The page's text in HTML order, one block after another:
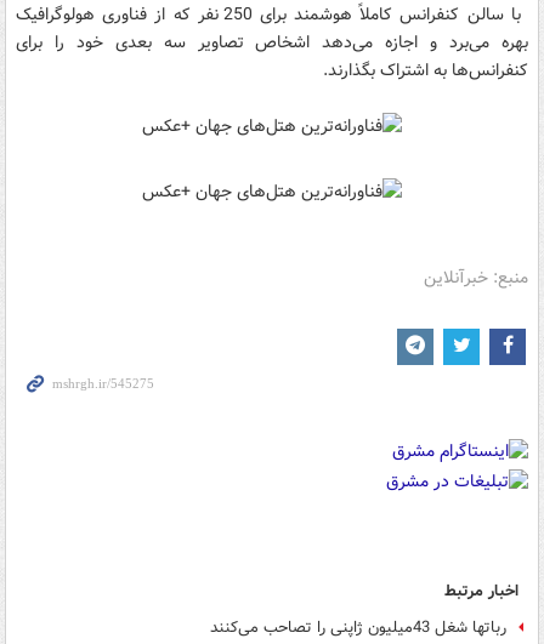
با سالن کنفرانس کاملاً هوشمند برای 250 نفر که از فناوری هولوگرافیک
بهره می‌برد و اجازه می‌دهد اشخاص تصاویر سه بعدی خود را برای
کنفرانس‌ها به اشتراک بگذارند.
منبع: خبرآنلاین
اخبار مرتبط
رباتها شغل 43میلیون ژاپنی را تصاحب می‌کنند